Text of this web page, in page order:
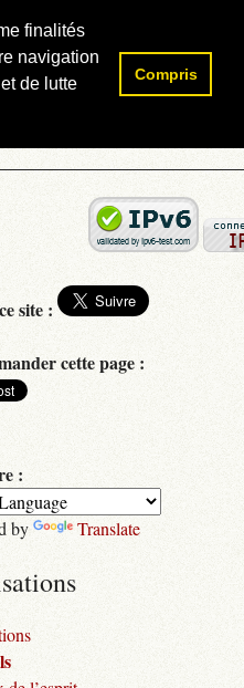
finalités
navigation
de lutte
Compris
Rechercher :
site :
cette page :
:
by Translate